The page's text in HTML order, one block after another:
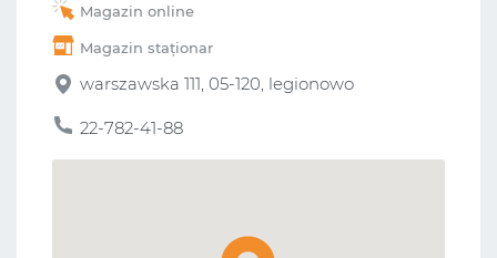
Magazin online
Magazin staționar
warszawska 111, 05-120, legionowo
22-782-41-88